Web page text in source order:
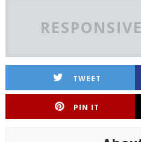
TWEET
PIN IT